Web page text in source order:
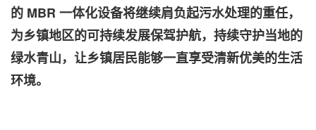
的 MBR 一体化设备将继续肩负起污水处理的重任，
为乡镇地区的可持续发展保驾护航，持续守护当地的
绿水青山，让乡镇居民能够一直享受清新优美的生活
环境。